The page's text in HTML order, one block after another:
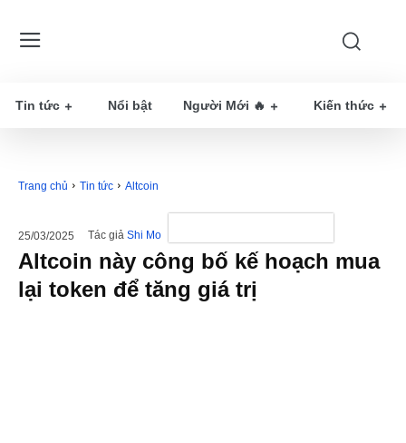
Tin tức Nổi bật Người Mới 🔥 Kiến thức
Trang chủ Tin tức Altcoin
25/03/2025 Tác giả Shi Mo
Altcoin này công bố kế hoạch mua
lại token để tăng giá trị